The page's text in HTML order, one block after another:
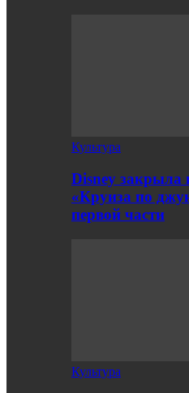
Культура
Disney закрыла
«Круиза по
первой части
Культура